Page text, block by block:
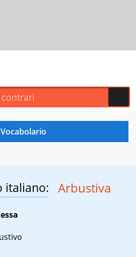
italiano: Arbustiva